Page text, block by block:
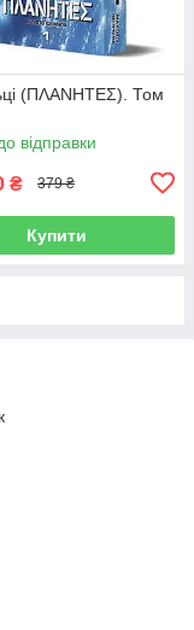
(ΠΛΑΝΗΤΕΣ). Том
відправки
₴ 379 ₴
Купити